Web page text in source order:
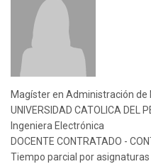
Magíster en Administración de
UNIVERSIDAD CATOLICA DEL
Ingeniera Electrónica
DOCENTE CONTRATADO -
Tiempo parcial por asignaturas